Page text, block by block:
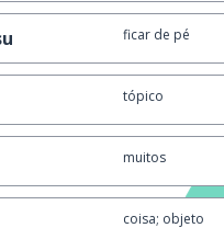
ficar de pé
tópico
muitos
coisa; objeto